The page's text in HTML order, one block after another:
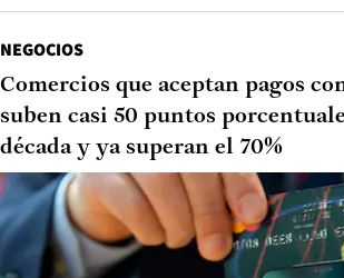
NEGOCIOS
Comercios que aceptan pagos
suben casi 50 puntos
década y ya superan el 70%